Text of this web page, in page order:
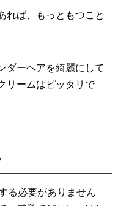
れば、もっともつこと
ダーヘアを綺麗にして
リームはピッタリで
る必要がありません